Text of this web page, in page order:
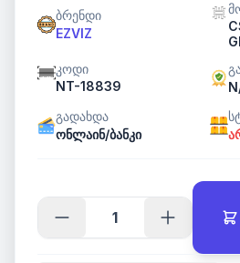
ბრენდი
EZVIZ
კოდი
NT-18839
გადახდა
ონლაინ/ბანკი